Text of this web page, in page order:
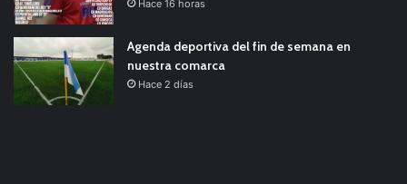
Hace 16 horas
Agenda deportiva del fin de semana en
nuestra comarca
Hace 2 días